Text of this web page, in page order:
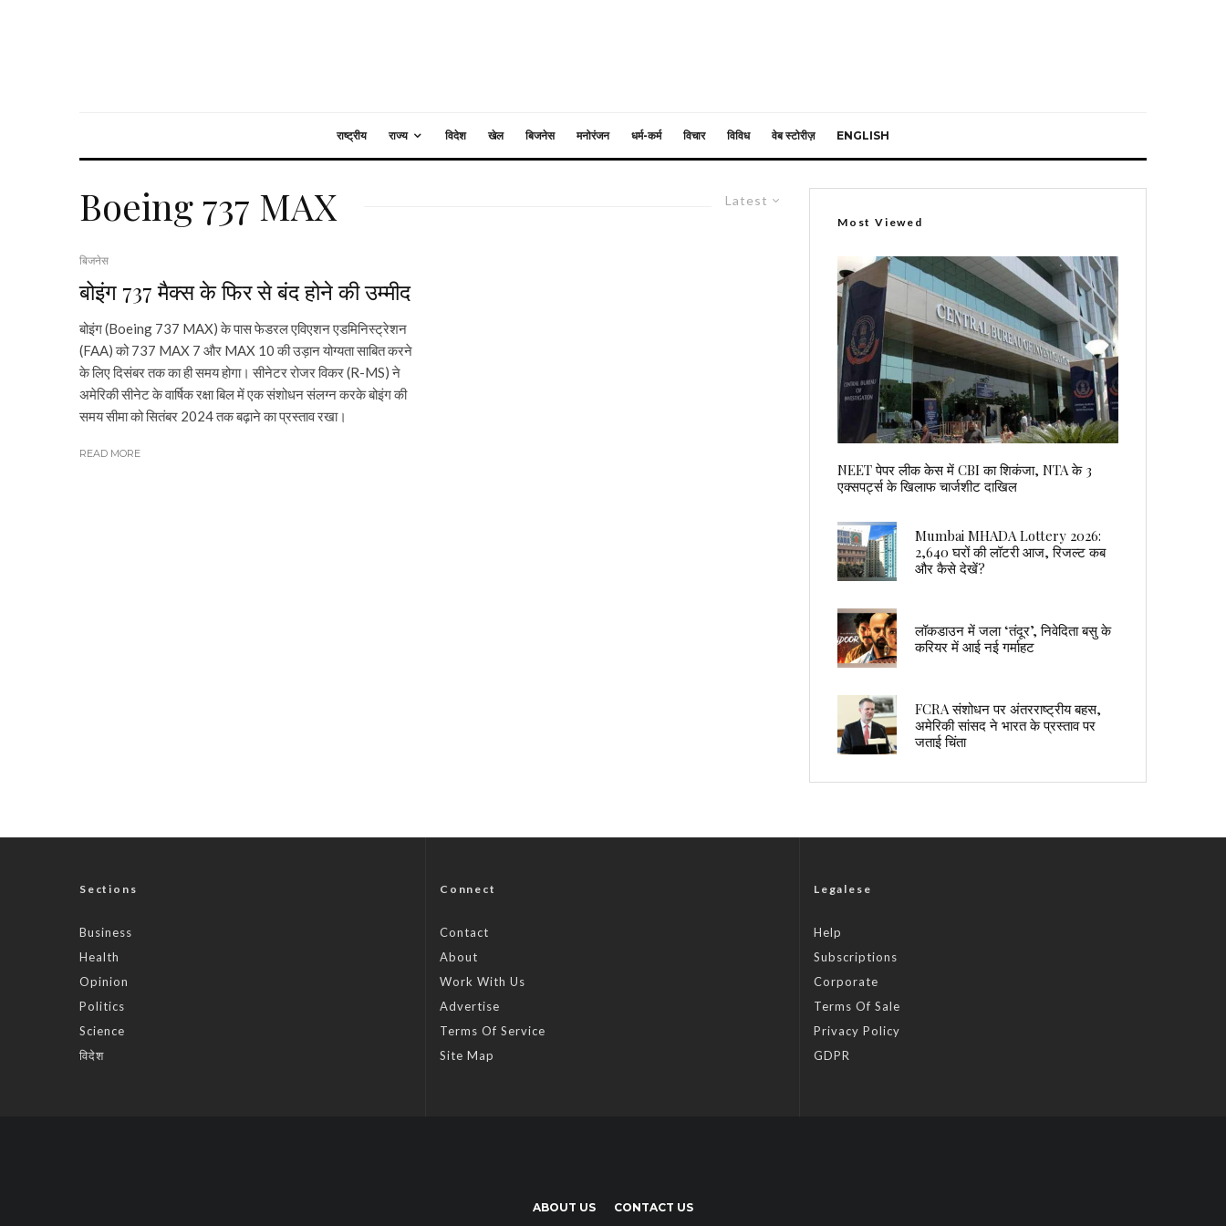
राष्ट्रीय राज्य विदेश खेल बिजनेस मनोरंजन धर्म-कर्म विचार विविध वेब स्टोरीज़ ENGLISH
Latest
Boeing 737 MAX
बिजनेस
बोइंग 737 मैक्स के फिर से बंद होने की उम्मीद
बोइंग (Boeing 737 MAX) के पास फेडरल एविएशन एडमिनिस्ट्रेशन
(FAA) को 737 MAX 7 और MAX 10 की उड़ान योग्यता साबित करने
के लिए दिसंबर तक का ही समय होगा। सीनेटर रोजर विकर (R-MS) ने
अमेरिकी सीनेट के वार्षिक रक्षा बिल में एक संशोधन संलग्न करके बोइंग की
समय सीमा को सितंबर 2024 तक बढ़ाने का प्रस्ताव रखा।
READ MORE
Most Viewed
NEET पेपर लीक केस में CBI का शिकंजा, NTA के 3
एक्सपर्ट्स के खिलाफ चार्जशीट दाखिल
Mumbai MHADA Lottery 2026:
2,640 घरों की लॉटरी आज, रिजल्ट कब
और कैसे देखें?
लॉकडाउन में जला ‘तंदूर’, निवेदिता बसु के
करियर में आई नई गर्माहट
FCRA संशोधन पर अंतरराष्ट्रीय बहस,
अमेरिकी सांसद ने भारत के प्रस्ताव पर
जताई चिंता
Sections
Business
Health
Opinion
Politics
Science
विदेश
Connect
Contact
About
Work With Us
Advertise
Terms Of Service
Site Map
Legalese
Help
Subscriptions
Corporate
Terms Of Sale
Privacy Policy
GDPR
ABOUT US CONTACT US